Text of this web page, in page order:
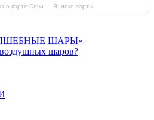
карте Сочи — Яндекс Карты
ШАРЫ»
шаров?